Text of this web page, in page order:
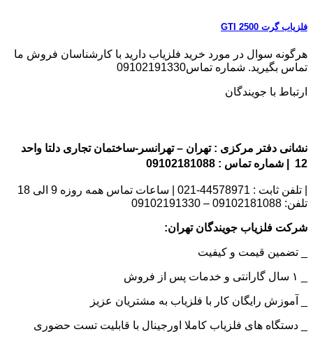
فلزیاب گرت GTI 2500
هرگونه سوال در مورد خرید فلزیاب دارید با کارشناسان فروش ما
تماس بگیرید. شماره تماس09102191330
ارتباط با جویندگان
نشانی دفتر مرکزی : تهران – تهرانسر-ساختمان تجاری دلتا واحد
12 | شماره تماس : 09102181088
| تلفن ثابت : 44578971-021 | ساعات تماس همه روزه 9 الی 18
تلفن: 09102181088 – 09102191330
شرکت فلزیاب جویندگان تهران:
_ تضمین قیمت و کیفیت
_ آموزش رایگان کار با فلزیاب به مشتریان عزیز
_ دستگاه های فلزیاب کاملا اورجینال با قابلیت تست حضوری